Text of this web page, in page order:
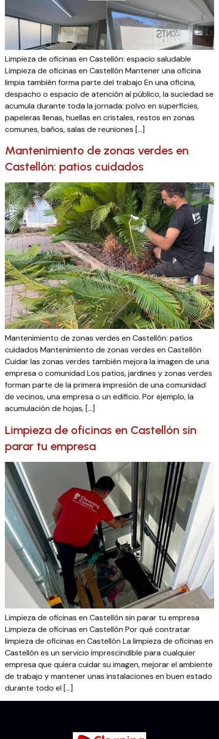
Limpieza de oficinas en Castellón: espacio saludable
Limpieza de oficinas en Castellón Mantener una oficina
limpia también forma parte del trabajo En una oficina,
despacho o espacio de atención al público, la suciedad se
acumula durante toda la jornada: polvo en superficies,
papeleras llenas, huellas en cristales, restos en zonas
comunes, baños, salas de reuniones […]
Mantenimiento de zonas verdes en
Castellón: patios cuidados
Mantenimiento de zonas verdes en Castellón: patios
cuidados Mantenimiento de zonas verdes en Castellón
Cuidar las zonas verdes también mejora la imagen de una
empresa o comunidad Los patios, jardines y zonas verdes
forman parte de la primera impresión de una comunidad
de vecinos, una empresa o un edificio. Por ejemplo, la
acumulación de hojas, […]
Limpieza de oficinas en Castellón sin
parar tu empresa
Limpieza de oficinas en Castellón sin parar tu empresa
Limpieza de oficinas en Castellón Por qué contratar
limpieza de oficinas en Castellón La limpieza de oficinas en
Castellón es un servicio imprescindible para cualquier
empresa que quiera cuidar su imagen, mejorar el ambiente
de trabajo y mantener unas instalaciones en buen estado
durante todo el […]